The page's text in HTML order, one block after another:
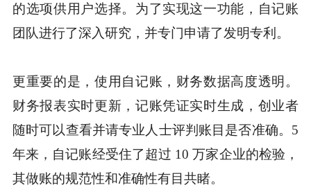
的选项供用户选择。为了实现这一功能，自记账
团队进行了深入研究，并专门申请了发明专利。
更重要的是，使用自记账，财务数据高度透明。
财务报表实时更新，记账凭证实时生成，创业者
随时可以查看并请专业人士评判账目是否准确。5
年来，自记账经受住了超过 10 万家企业的检验，
其做账的规范性和准确性有目共睹。